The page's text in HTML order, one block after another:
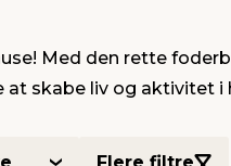
Med den rette
skabe liv og aktivitet i
Flere filtre